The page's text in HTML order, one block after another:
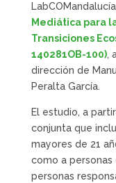
Mediática para
Transiciones
140281OB-100),
dirección de
Peralta García.
El estudio, a
conjunta que
mayores de 21
como a
personas